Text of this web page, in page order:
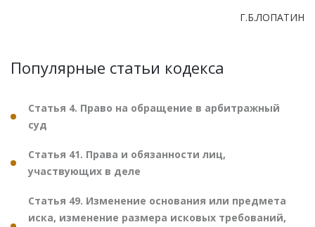
Г.Б.ЛОПАТИН
Популярные статьи кодекса
Статья 4. Право на обращение в арбитражный
суд
Статья 41. Права и обязанности лиц,
участвующих в деле
Статья 49. Изменение основания или предмета
иска, изменение размера исковых требований,